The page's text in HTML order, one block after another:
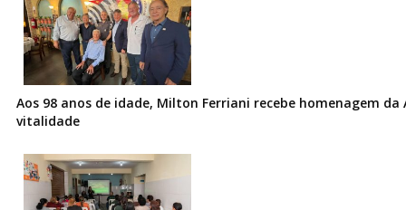
Aos 98 anos de idade, Milton Ferriani recebe homenagem da
vitalidade